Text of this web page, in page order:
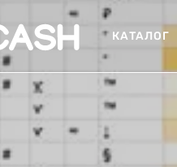
КАТАЛОГ